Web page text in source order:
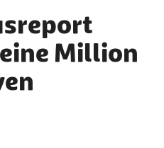
Million